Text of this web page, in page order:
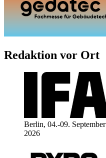
Redaktion vor Ort
Berlin, 04.-09. September
2026